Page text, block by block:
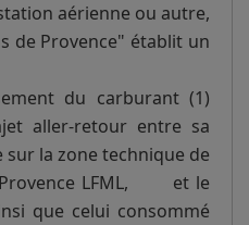
aérienne ou autre,
de Provence" établit un
du carburant (1)
aller-retour entre sa
la zone technique de
Provence LFML, et le
que celui consommé